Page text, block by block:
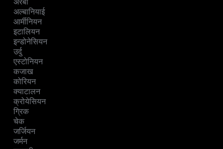
अल्बानियाई
आर्मीनियन
इटालियन
इन्डोनेसियन
उर्दु
एस्टोनियन
कजाख
कोरियन
क्याटालन
क्रोयेसियन
ग्रिक
चेक
जर्जियन
जर्मन